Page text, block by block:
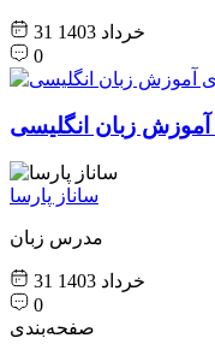
31 خرداد 1403
0
آموزش زبان انگلیسی
ساناز پارسا
مدرس زبان
31 خرداد 1403
0
صفحه‌بندی